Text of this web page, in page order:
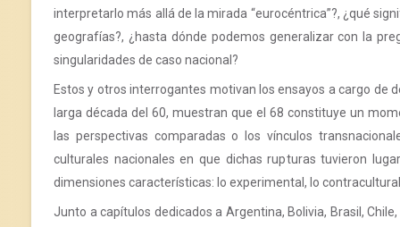
interpretarlo más allá de la mirada “eurocéntrica”?, ¿qué
geografías?, ¿hasta dónde podemos generalizar con la
singularidades de caso nacional?
Estos y otros interrogantes motivan los ensayos a cargo de
larga década del 60, muestran que el 68 constituye un
las perspectivas comparadas o los vínculos
culturales nacionales en que dichas rupturas tuvieron
dimensiones características: lo experimental, lo
Junto a capítulos dedicados a Argentina, Bolivia, Brasil,